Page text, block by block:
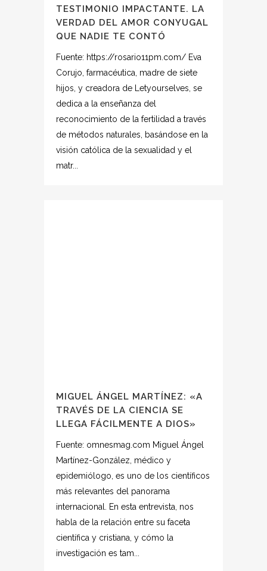
TESTIMONIO IMPACTANTE. LA
VERDAD DEL AMOR CONYUGAL
QUE NADIE TE CONTÓ
Fuente: https://rosario11pm.com/ Eva
Corujo, farmacéutica, madre de siete
hijos, y creadora de Letyourselves, se
dedica a la enseñanza del
reconocimiento de la fertilidad a través
de métodos naturales, basándose en la
visión católica de la sexualidad y el
matr...
MIGUEL ÁNGEL MARTÍNEZ: «A
TRAVÉS DE LA CIENCIA SE
LLEGA FÁCILMENTE A DIOS»
Fuente: omnesmag.com Miguel Ángel
Martínez-González, médico y
epidemiólogo, es uno de los científicos
más relevantes del panorama
internacional. En esta entrevista, nos
habla de la relación entre su faceta
científica y cristiana, y cómo la
investigación es tam...